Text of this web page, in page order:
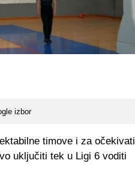
izbor
timove i za očekivati
uključiti tek u Ligi 6 voditi